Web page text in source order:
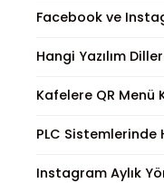
Facebook ve
Hangi Yazılım
Kafelere QR Menü
PLC
Instagram Aylık